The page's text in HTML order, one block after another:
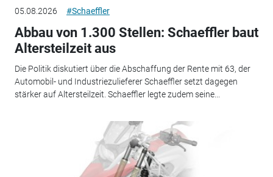
05.08.2026 #Schaeffler
Abbau von 1.300 Stellen: Schaeffler baut
Altersteilzeit aus
Die Politik diskutiert über die Abschaffung der Rente mit 63, der
Automobil- und Industriezulieferer Schaeffler setzt dagegen
stärker auf Altersteilzeit. Schaeffler legte zudem seine...